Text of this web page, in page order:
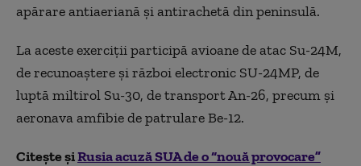
apărare antiaeriană şi antirachetă din peninsulă.
La aceste exerciţii participă avioane de atac Su-24M,
de recunoaştere şi război electronic SU-24MP, de
luptă miltirol Su-30, de transport An-26, precum şi
aeronava amfibie de patrulare Be-12.
Citește șiRusia acuză SUA de o “nouă provocare”